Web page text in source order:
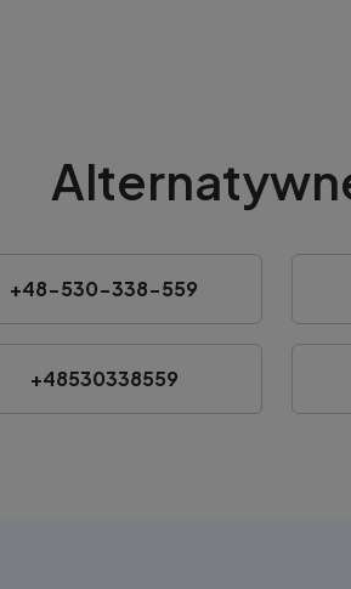
+48-530-338-559
+48530338559